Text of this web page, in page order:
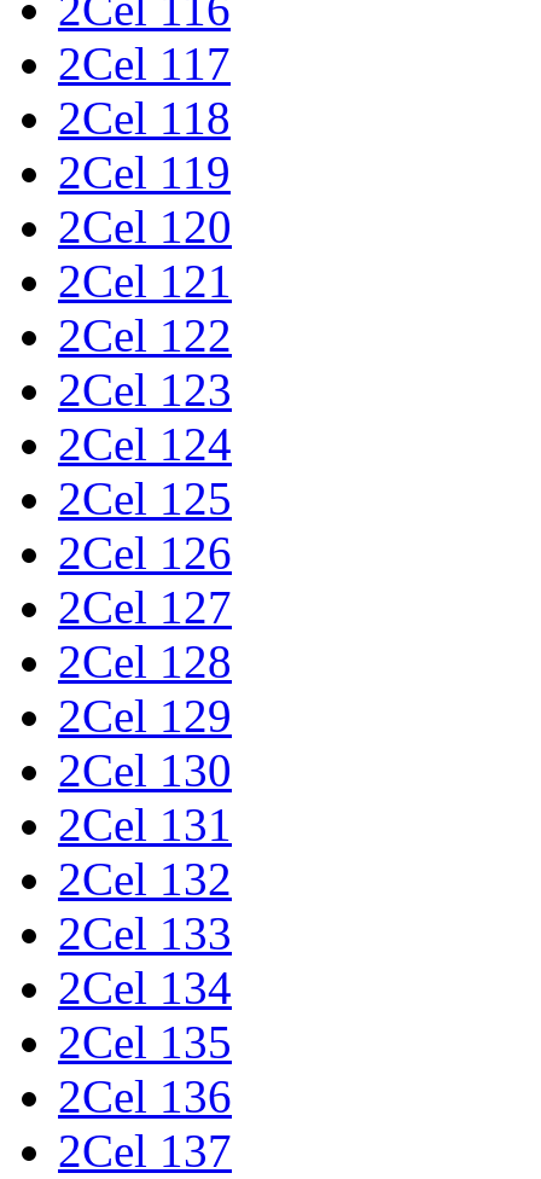
2Cel 117
2Cel 118
2Cel 119
2Cel 120
2Cel 121
2Cel 122
2Cel 123
2Cel 124
2Cel 125
2Cel 126
2Cel 127
2Cel 128
2Cel 129
2Cel 130
2Cel 131
2Cel 132
2Cel 133
2Cel 134
2Cel 135
2Cel 136
2Cel 137